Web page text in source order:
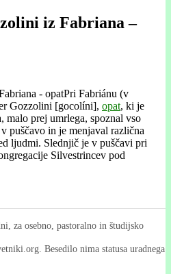
iz Fabriana –
Pri Fabriánu (v
Gozzolini [gocolíni], opat, ki je
malo prej umrlega, spoznal vso
puščavo in je menjaval različna
ljudmi. Slednjič je v puščavi pri
Silvestrincev pod
za osebno, pastoralno in študijsko
Besedilo nima statusa uradnega